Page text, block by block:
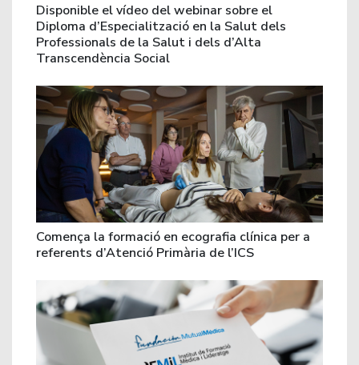
Disponible el vídeo del webinar sobre el
Diploma d’Especialització en la Salut dels
Professionals de la Salut i dels d’Alta
Transcendència Social
Comença la formació en ecografia clínica per a
referents d’Atenció Primària de l’ICS